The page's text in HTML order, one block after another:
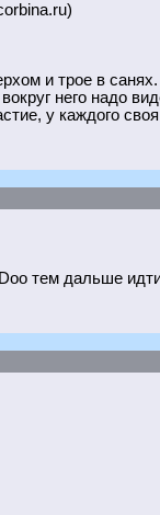
и трое в
него надо
у каждого
тем дальше